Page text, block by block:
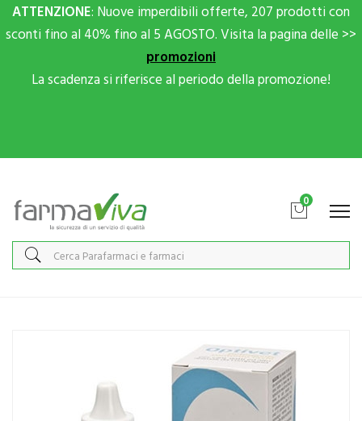
ATTENZIONE: Nuove imperdibili offerte, 207 prodotti con
sconti fino al 40% fino al 5 AGOSTO. Visita la pagina delle >>
promozioni
La scadenza si riferisce al periodo della promozione!
0
Gatti 50 ml
Animali Domestici/Gatti
Candioli Linea Animali Domestici Optivet Detergente Oculare Cani
Gatti 50 ml